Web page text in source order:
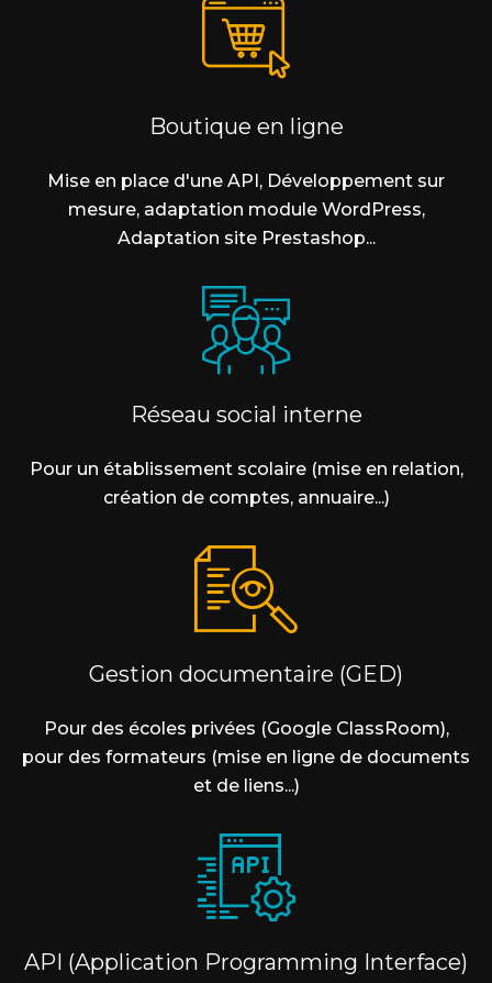
Boutique en ligne
Mise en place d'une API, Développement sur
mesure, adaptation module WordPress,
Adaptation site Prestashop...
Réseau social interne
Pour un établissement scolaire (mise en relation,
création de comptes, annuaire...)
Gestion documentaire (GED)
Pour des écoles privées (Google ClassRoom),
pour des formateurs (mise en ligne de documents
et de liens...)
API (Application Programming Interface)